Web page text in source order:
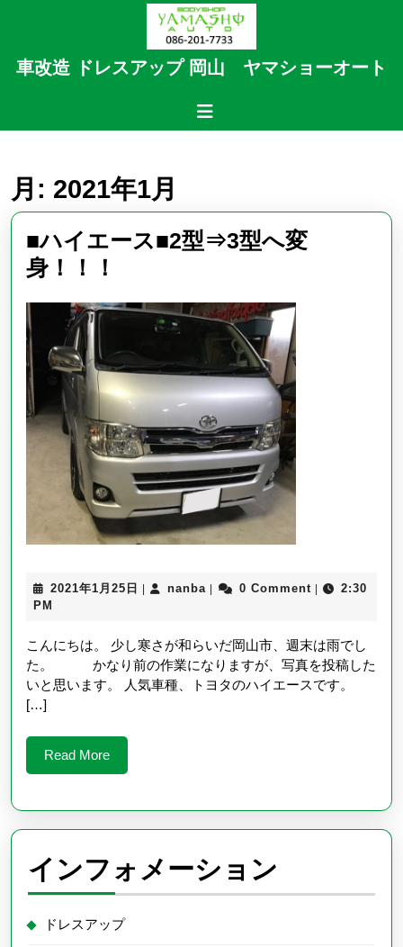
車改造 ドレスアップ 岡山 ヤマショーオート
月: 2021年1月
■ハイエース■2型⇒3型へ変
身！！！
イ
エ
ー
ス
■2
型
⇒3
型
へ
身！！！
2021年1月25日 2021
月
25
日
nanba nanba0 Comment
2:30
PM
こんにちは。 少し寒さが和らいだ岡山市、週末は雨でし
た。 かなり前の作業になりますが、写真を投稿した
いと思います。 人気車種、トヨタのハイエースです。
[…]
Read MoreRead
More
インフォメーション
ドレスアップ